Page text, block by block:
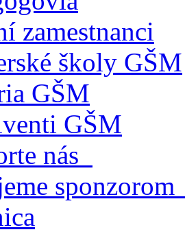
zamestnanci
školy GŠM
GŠM
GŠM
nás